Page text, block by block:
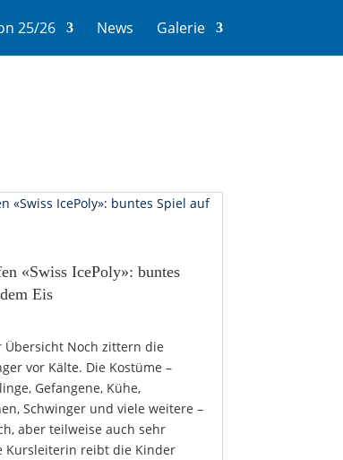
25/26 News Galerie
«Swiss IcePoly»: buntes
Eis
Übersicht Noch zittern die
vor Kälte. Die Kostüme –
Gefangene, Kühe,
Schwinger und viele weitere –
aber teilweise auch sehr
Kursleiterin reibt die Kinder